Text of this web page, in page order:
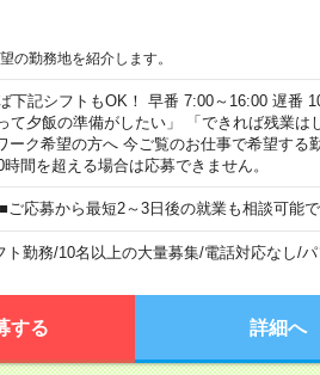
勤務地を紹介します。
下記シフトもOK！ 早番 7:00～16:00 遅番
て夕飯の準備がしたい」 「できれば残業は
ク希望の方へ 今ご覧のお仕事で希望する勤
間を超える場合は応募できません。
応募から最短2～3日後の就業も相談可能で
ト勤務/10名以上の大量募集/電話対応なし/パ
する 詳細へ